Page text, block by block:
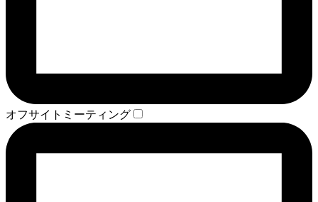
オフサイトミーティング